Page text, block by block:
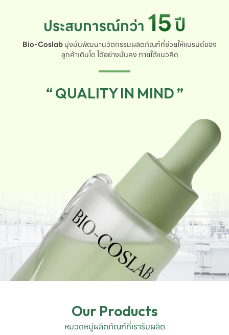
ประสบการณ์กว่า 15ปี
Bio-Coslabมุ่งมั่นพัฒนานวัตกรรมผลิตภัณฑ์ที่ช่วยให้แบรนด์ของ
ลูกค้าเติบโต ได้อย่างมั่นคง ภายใต้แนวคิด
“ QUALITY IN MIND ”
Our Products
หมวดหมู่ผลิตภัณฑ์ที่เรารับผลิต